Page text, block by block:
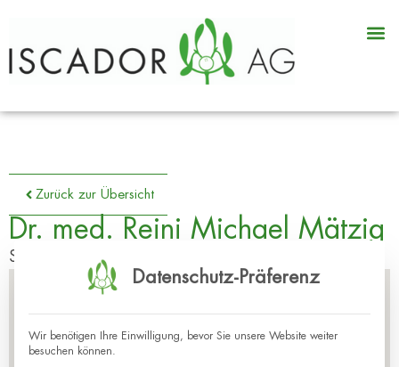
Zurück zur Übersicht
Dr. med. Reini Michael Mätzig
Sprachen: de
Datenschutz-Präferenz
Wir benötigen Ihre Einwilligung, bevor Sie unsere Website weiter
besuchen können.